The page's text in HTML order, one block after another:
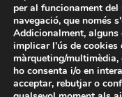
© 2020 Web desarrollada
per al funcionament
navegació, que només
Addicionalment,
implicar l'ús de
màrqueting/
ho consenta i/o en
acceptar, rebutjar o